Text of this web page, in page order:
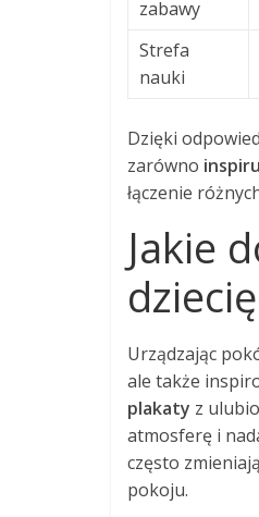
zabawy
Strefa
nauki
Dzięki
zarówno
łączenie
Jakie
Urządzając
ale także
plakaty z
atmosferę i
często
pokoju.